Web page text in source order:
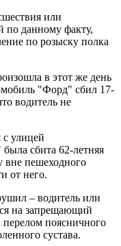
или
по данному факту,
по розыску полка
в этот же день
"Форд" сбил 17-
водитель не
улицей
сбита 62-летняя
вне пешеходного
от него.
– водитель или
на запрещающий
поясничного
сустава.